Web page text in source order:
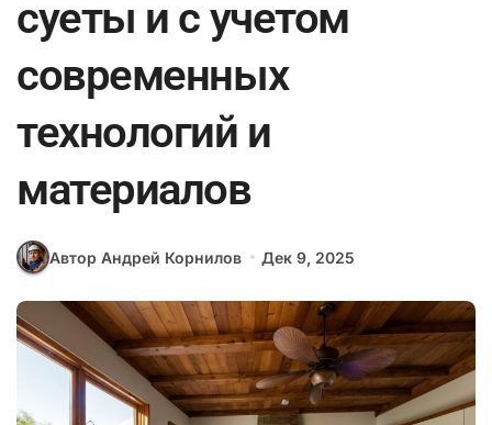
суеты и с учетом
современных
технологий и
материалов
Автор Андрей Корнилов Дек 9, 2025